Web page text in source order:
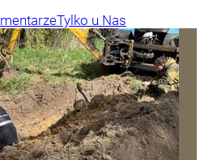
Tylko u Nas